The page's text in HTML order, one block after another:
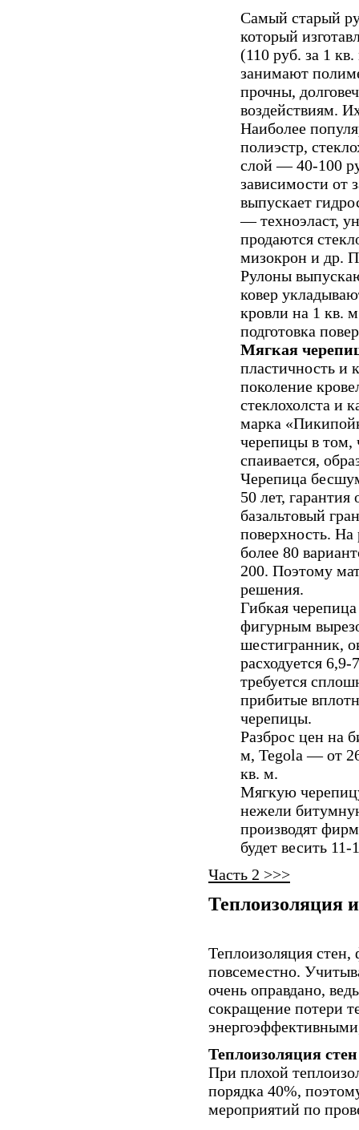
Самый старый
который
(110 руб. за 1
занимают
прочны,
воздействиям.
Наиболее
полиэстр,
слой — 40-100
зависимости от
выпускает
— техноэласт,
продаются
мизокрон и др.
Рулоны
ковер
кровли на 1 кв.
подготовка
Мягкая
пластичность и
поколение
стеклохолста и
марка
черепицы в том,
спаивается,
Черепица
50 лет,
базальтовый
поверхность.
более 80
200. Поэтому
решения.
Гибкая
фигурным
шестигранник,
расходуется
требуется
прибитые
черепицы.
Разброс цен на
м, Tegola — от
кв. м.
Мягкую
нежели
производят
будет весить
Часть 2 >>>
Теплоизоляция
Теплоизоляция стен,
повсеместно.
очень оправдано,
сокращение потери
Теплоизоляция
При плохой
порядка 40%,
мероприятий по